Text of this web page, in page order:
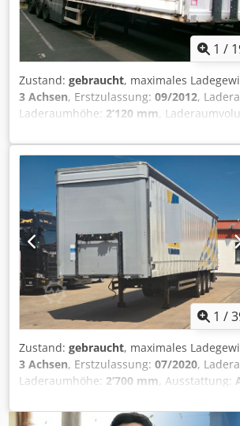
1 /
Zustand: gebraucht, maximales
3 Achsen, Erstzulassung: 09/2012,
Laderaumhöhe: 2’120 mm,
, *
2.120 mm * 2.500 kg Dautel
Lenkung * Hubwagen Kiste * MB
Zurrringe im Außenrahmen
1 /
Zustand: gebraucht, maximales
3 Achsen, Erstzulassung: 07/2020,
Laderaumhöhe: 2’700 mm, Ausstattung:
LIFTACHSE ? SCHNELLADESYSTEM ? ----
SOFORT EINSATZBEREIT FAHRZEUG-